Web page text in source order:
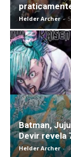
Helder Archer -
Batman,
Devir revela
Helder Archer -